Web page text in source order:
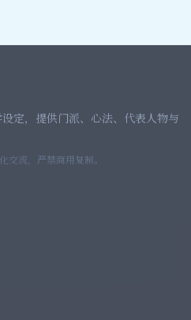
定，提供门派、心法、代表人物与
交流，严禁商用复制。